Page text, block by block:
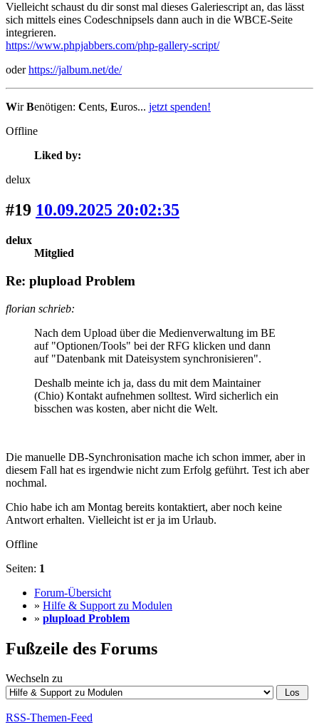
Vielleicht schaust du dir sonst mal dieses Galeriescript an, das lässt
sich mittels eines Codeschnipsels dann auch in die WBCE-Seite
integrieren.
https://www.phpjabbers.com/php-gallery-script/
oderhttps://jalbum.net/de/
WirBenötigen: Cents, Euros... jetzt spenden!
Offline
Liked by:
delux
#19 10.09.2025 20:02:35
delux
Mitglied
Re: plupload Problem
florian schrieb:
Nach dem Upload über die Medienverwaltung im BE
auf "Optionen/Tools" bei der RFG klicken und dann
auf "Datenbank mit Dateisystem synchronisieren".
Deshalb meinte ich ja, dass du mit dem Maintainer
(Chio) Kontakt aufnehmen solltest. Wird sicherlich ein
bisschen was kosten, aber nicht die Welt.
Die manuelle DB-Synchronisation mache ich schon immer, aber in
diesem Fall hat es irgendwie nicht zum Erfolg geführt. Test ich aber
nochmal.
Chio habe ich am Montag bereits kontaktiert, aber noch keine
Antwort erhalten. Vielleicht ist er ja im Urlaub.
Offline
Seiten: 1
Forum-Übersicht
» Hilfe & Support zu Modulen
» plupload Problem
Fußzeile des Forums
Wechseln zu
RSS-Themen-Feed